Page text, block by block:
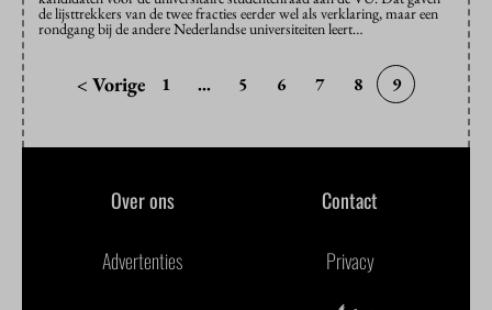
de lijsttrekkers van de twee fracties eerder wel als verklaring, maar een
rondgang bij de andere Nederlandse universiteiten leert…
< Vorige 1 ... 5 6 7 8 9
Over ons Contact
Advertenties Privacy